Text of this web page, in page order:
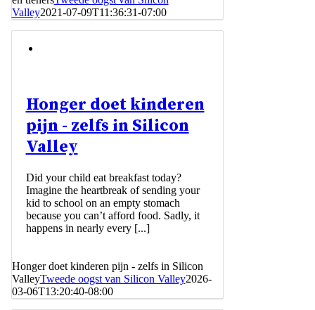
Valley2021-07-09T11:36:31-07:00
Honger doet kinderen
pijn - zelfs in Silicon
Valley
Did your child eat breakfast today?
Imagine the heartbreak of sending your
kid to school on an empty stomach
because you can’t afford food. Sadly, it
happens in nearly every [...]
Honger doet kinderen pijn - zelfs in Silicon
ValleyTweede oogst van Silicon Valley2026-
03-06T13:20:40-08:00